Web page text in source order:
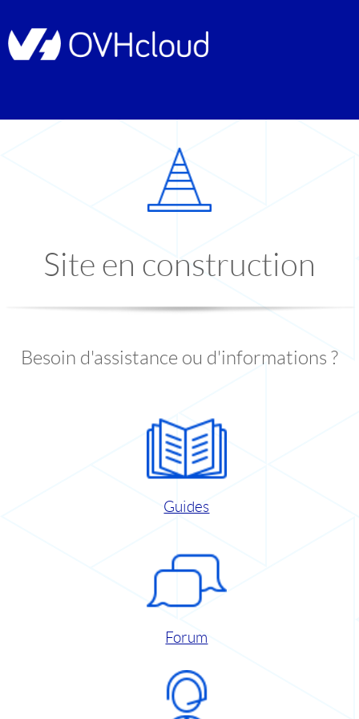
Site en construction
Besoin d'assistance ou d'informations ?
Guides
Forum